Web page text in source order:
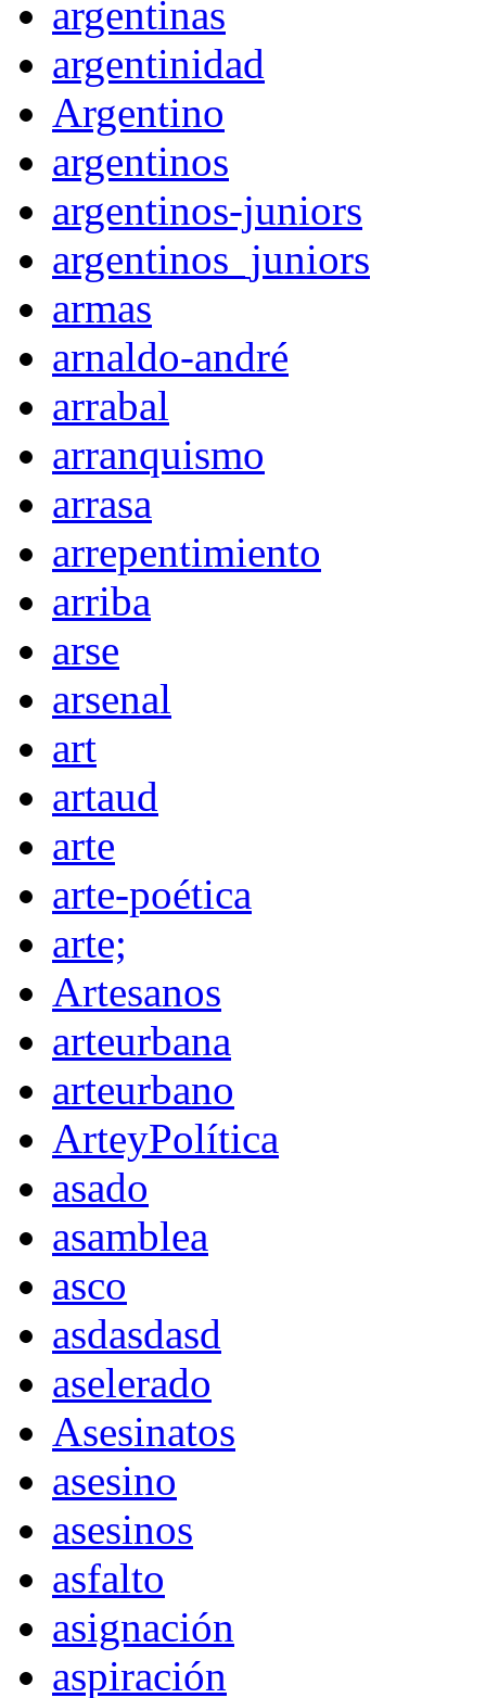
argentinas
argentinidad
Argentino
argentinos
argentinos-juniors
argentinos_juniors
armas
arnaldo-andré
arrabal
arranquismo
arrasa
arrepentimiento
arriba
arse
arsenal
art
artaud
arte
arte-poética
arte;
Artesanos
arteurbana
arteurbano
ArteyPolítica
asado
asamblea
asco
asdasdasd
aselerado
Asesinatos
asesino
asesinos
asfalto
asignación
aspiración